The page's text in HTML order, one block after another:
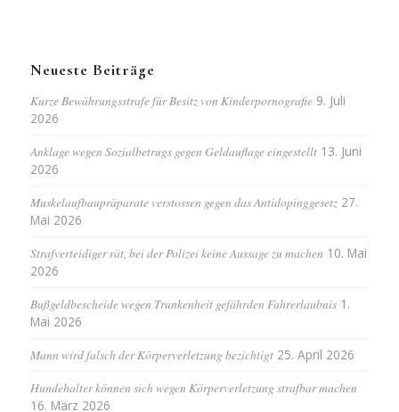
Neueste Beiträge
Kurze Bewährungsstrafe für Besitz von Kinderpornografie 9. Juli
2026
Anklage wegen Sozialbetrugs gegen Geldauflage eingestellt 13. Juni
2026
Muskelaufbaupräparate verstossen gegen das Antidopinggesetz 27.
Mai 2026
Strafverteidiger rät, bei der Polizei keine Aussage zu machen 10. Mai
2026
Bußgeldbescheide wegen Trunkenheit gefährden Fahrerlaubnis 1.
Mai 2026
Mann wird falsch der Körperverletzung bezichtigt 25. April 2026
Hundehalter können sich wegen Körperverletzung strafbar machen
16. März 2026